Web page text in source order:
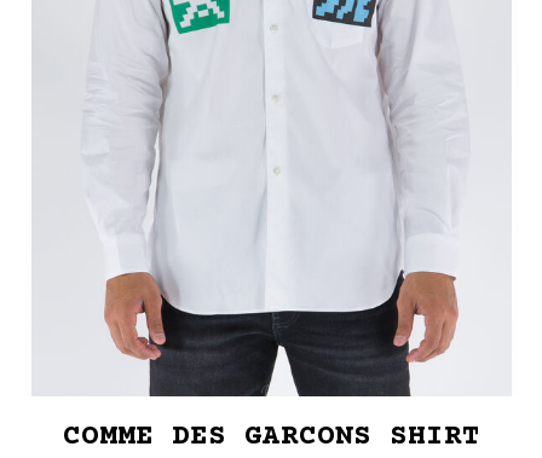
COMME DES GARCONS SHIRT